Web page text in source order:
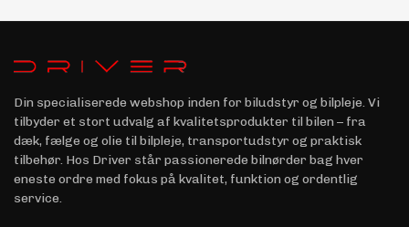
Din specialiserede webshop inden for biludstyr og bilpleje. Vi
tilbyder et stort udvalg af kvalitetsprodukter til bilen – fra
dæk, fælge og olie til bilpleje, transportudstyr og praktisk
tilbehør. Hos Driver står passionerede bilnørder bag hver
eneste ordre med fokus på kvalitet, funktion og ordentlig
service.